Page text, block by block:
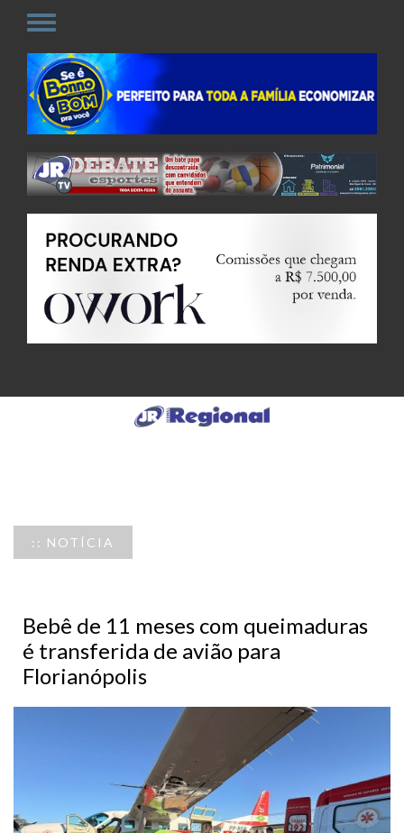
:: NOTÍCIA
Bebê de 11 meses com queimaduras
é transferida de avião para
Florianópolis